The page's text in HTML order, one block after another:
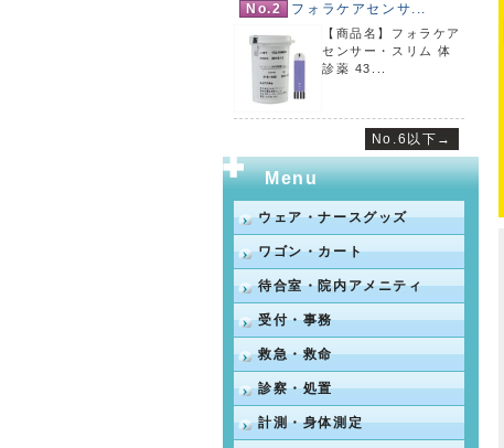
No.2 フォラケアセンサ...
【商品名】フォラケア
センサー・スリム 体
診薬 43...
No.6以下→
Menu
ウェア・ナースグッズ
ワゴン・カート
待合室・院内アメニティ
受付・事務
救急・救命
診察・処置
計測・身体測定